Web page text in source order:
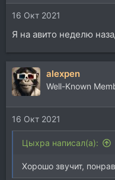
16 Окт 2021
Я на авито неделю
alexpen
Well-Known
16 Окт 2021
Цыхра написал(а):
Хорошо звучит,